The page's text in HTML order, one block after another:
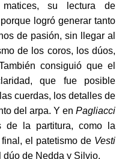
su lectura de
logró generar tanto
de pasión, sin llegar al
de los coros, los dúos,
consiguió que el
que fue posible
cuerdas, los detalles de
del arpa. Y en Pagliacci
de la partitura, como la
el patetismo de Vesti
dúo de Nedda y Silvio.